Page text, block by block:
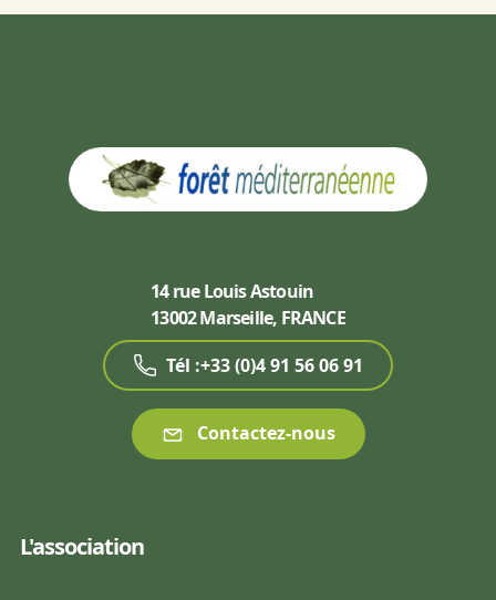
14 rue Louis Astouin
13002 Marseille, FRANCE
Tél :+33 (0)4 91 56 06 91
Contactez-nous
L'association